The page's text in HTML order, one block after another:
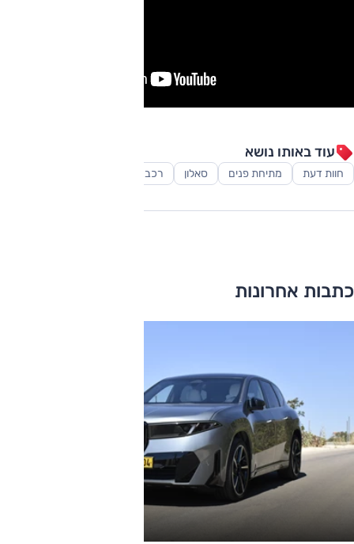
עוד באותו נושא
חוות דעת מתיחת פנים סאלון רכב משפחתי
כתבות אחרונות